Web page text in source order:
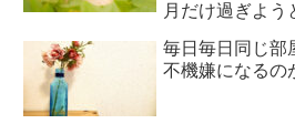
月だけ過ぎよう
毎日毎日同じ部
不機嫌になるの